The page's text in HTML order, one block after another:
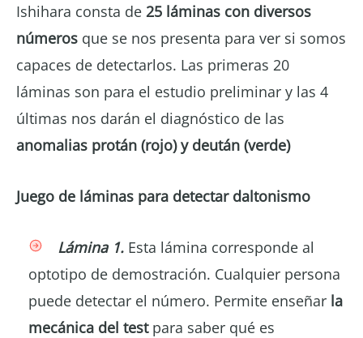
Ishihara consta de 25 láminas con diversos
números que se nos presenta para ver si somos
capaces de detectarlos. Las primeras 20
láminas son para el estudio preliminar y las 4
últimas nos darán el diagnóstico de las
anomalias protán (rojo) y deután (verde)
Juego de láminas para detectar daltonismo
Lámina 1. Esta lámina corresponde al
optotipo de demostración. Cualquier persona
puede detectar el número. Permite enseñar la
mecánica del testpara saber qué es